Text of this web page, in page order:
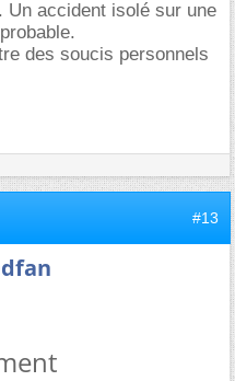
Un accident isolé sur une
des soucis personnels
#13